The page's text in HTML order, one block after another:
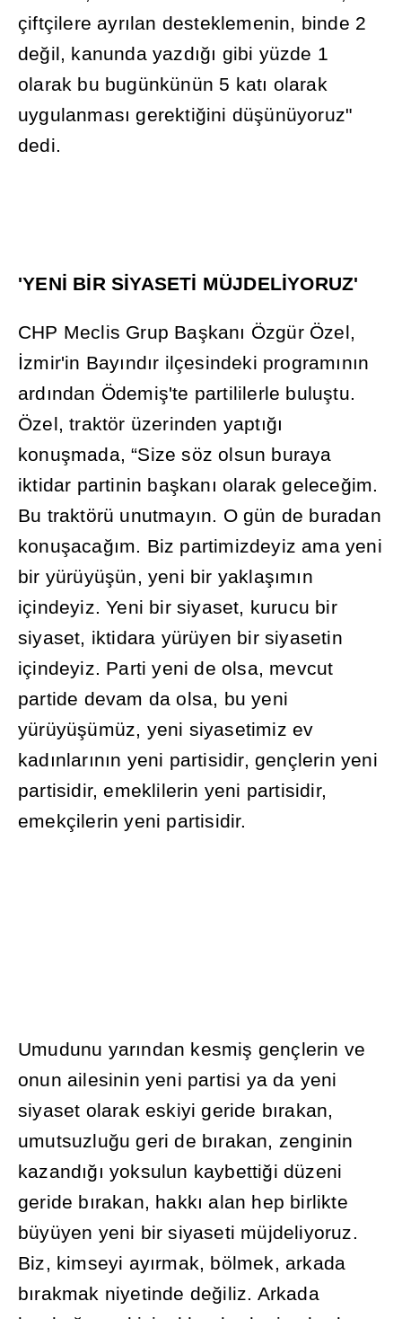
çiftçilere ayrılan desteklemenin, binde 2
değil, kanunda yazdığı gibi yüzde 1
olarak bu bugünkünün 5 katı olarak
uygulanması gerektiğini düşünüyoruz"
dedi.
'YENİ BİR SİYASETİ MÜJDELİYORUZ'
CHP Meclis Grup Başkanı Özgür Özel,
İzmir'in Bayındır ilçesindeki programının
ardından Ödemiş'te partililerle buluştu.
Özel, traktör üzerinden yaptığı
konuşmada, “Size söz olsun buraya
iktidar partinin başkanı olarak geleceğim.
Bu traktörü unutmayın. O gün de buradan
konuşacağım. Biz partimizdeyiz ama yeni
bir yürüyüşün, yeni bir yaklaşımın
içindeyiz. Yeni bir siyaset, kurucu bir
siyaset, iktidara yürüyen bir siyasetin
içindeyiz. Parti yeni de olsa, mevcut
partide devam da olsa, bu yeni
yürüyüşümüz, yeni siyasetimiz ev
kadınlarının yeni partisidir, gençlerin yeni
partisidir, emeklilerin yeni partisidir,
emekçilerin yeni partisidir.
Umudunu yarından kesmiş gençlerin ve
onun ailesinin yeni partisi ya da yeni
siyaset olarak eskiyi geride bırakan,
umutsuzluğu geri de bırakan, zenginin
kazandığı yoksulun kaybettiği düzeni
geride bırakan, hakkı alan hep birlikte
büyüyen yeni bir siyaseti müjdeliyoruz.
Biz, kimseyi ayırmak, bölmek, arkada
bırakmak niyetinde değiliz. Arkada